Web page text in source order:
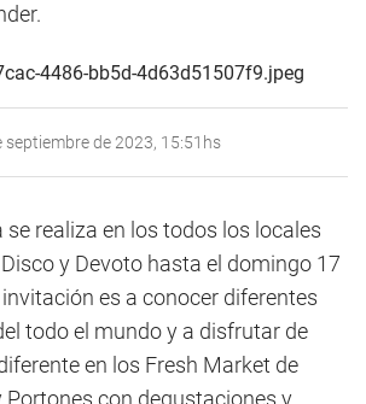
septiembre de 2023, 15:51hs
se realiza en los todos los locales
y Devoto hasta el domingo 17
es a conocer diferentes
todo el mundo y a disfrutar de
en los Fresh Market de
Portones con degustaciones y